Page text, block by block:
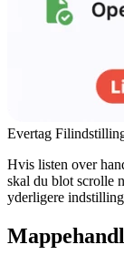
Evertag
Hvis listen over
skal du blot scrolle
yderligere